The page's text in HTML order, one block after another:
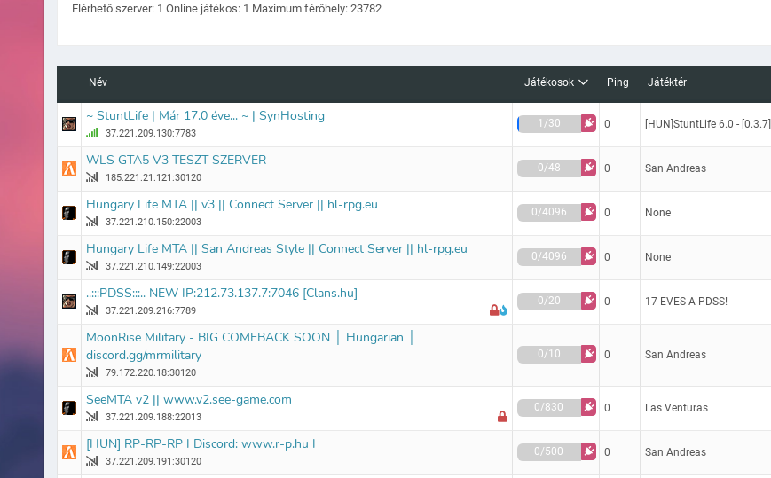
Elérhető szerver: 1 Online játékos: 1 Maximum férőhely: 23782
Név Játékosok Ping Játéktér
~ StuntLife | Már 17.0 éve... ~ | SynHosting
37.221.209.130:7783
1/30 0 [HUN]StuntLife 6.0 - [0.3.7]
WLS GTA5 V3 TESZT SZERVER
185.221.21.121:30120
0/48 0 San Andreas
Hungary Life MTA || v3 || Connect Server || hl-rpg.eu
37.221.210.150:22003
0/4096 0 None
Hungary Life MTA || San Andreas Style || Connect Server || hl-rpg.eu
37.221.210.149:22003
0/4096 0 None
..:::PDSS:::.. NEW IP:212.73.137.7:7046 [Clans.hu]
37.221.209.216:7789
0/20 0 17 EVES A PDSS!
MoonRise Military - BIG COMEBACK SOON │ Hungarian │
discord.gg/mrmilitary
79.172.220.18:30120
0/10 0 San Andreas
SeeMTA v2 || www.v2.see-game.com
37.221.209.188:22013
0/830 0 Las Venturas
[HUN] RP-RP-RP I Discord: www.r-p.hu I
37.221.209.191:30120
0/500 0 San Andreas